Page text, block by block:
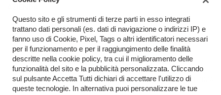
Azienda
Contatti
TORNA IN CIMA
Questo sito e gli strumenti di terze parti in esso integrati
trattano dati personali (es. dati di navigazione o indirizzi IP) e
fanno uso di Cookie, Pixel, Tags o altri identificatori necessari
per il funzionamento e per il raggiungimento delle finalità
descritte nella cookie policy, tra cui il miglioramento delle
funzionalità del sito e la pubblicità personalizzata. Cliccando
sul pulsante Accetta Tutti dichiari di accettare l'utilizzo di
queste tecnologie. In alternativa puoi personalizzare le tue